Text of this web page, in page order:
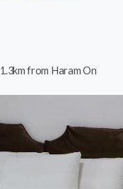
1.3km from HaramOn